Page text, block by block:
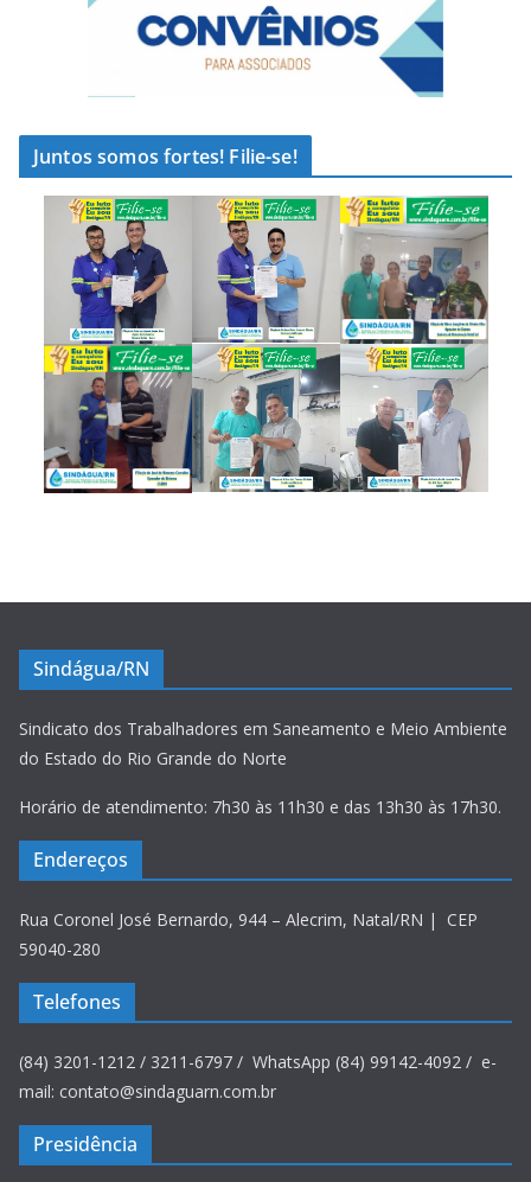
Juntos somos fortes! Filie-se!
Sindágua/RN
Sindicato dos Trabalhadores em Saneamento e Meio Ambiente
do Estado do Rio Grande do Norte
Horário de atendimento: 7h30 às 11h30 e das 13h30 às 17h30.
Endereços
Rua Coronel José Bernardo, 944 – Alecrim, Natal/RN | CEP
59040-280
Telefones
(84) 3201-1212 / 3211-6797 / WhatsApp (84) 99142-4092 / e-
mail: contato@sindaguarn.com.br
Presidência